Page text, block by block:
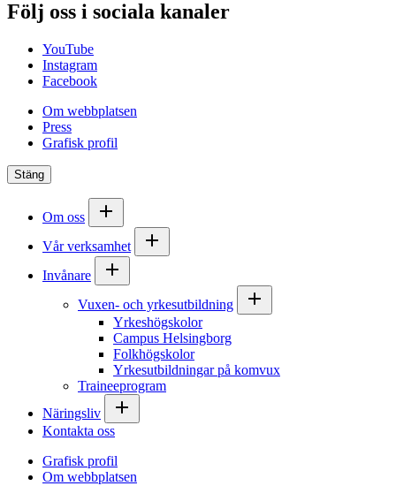
Följ oss i sociala kanaler
YouTube
Instagram
Facebook
Om webbplatsen
Press
Grafisk profil
Stäng
Om oss
Vår verksamhet
Invånare
Vuxen- och yrkesutbildning
Yrkeshögskolor
Campus Helsingborg
Folkhögskolor
Yrkesutbildningar på komvux
Traineeprogram
Näringsliv
Kontakta oss
Grafisk profil
Om webbplatsen